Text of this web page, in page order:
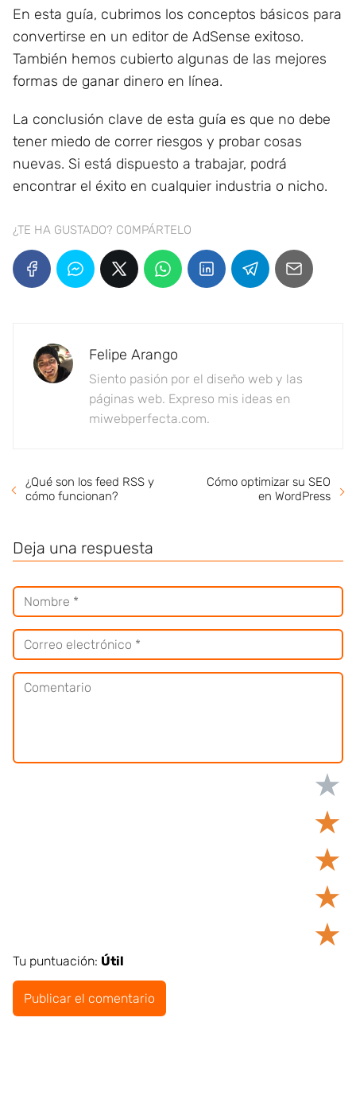
En esta guía, cubrimos los conceptos básicos para
convertirse en un editor de AdSense exitoso.
También hemos cubierto algunas de las mejores
formas de ganar dinero en línea.
La conclusión clave de esta guía es que no debe
tener miedo de correr riesgos y probar cosas
nuevas. Si está dispuesto a trabajar, podrá
encontrar el éxito en cualquier industria o nicho.
¿TE HA GUSTADO? COMPÁRTELO
Felipe Arango
Siento pasión por el diseño web y las
páginas web. Expreso mis ideas en
miwebperfecta.com.
¿Qué son los feed RSS y
cómo funcionan?
Cómo optimizar su SEO
en WordPress
Deja una respuesta
★
★
★
★
★
Tu puntuación: Útil